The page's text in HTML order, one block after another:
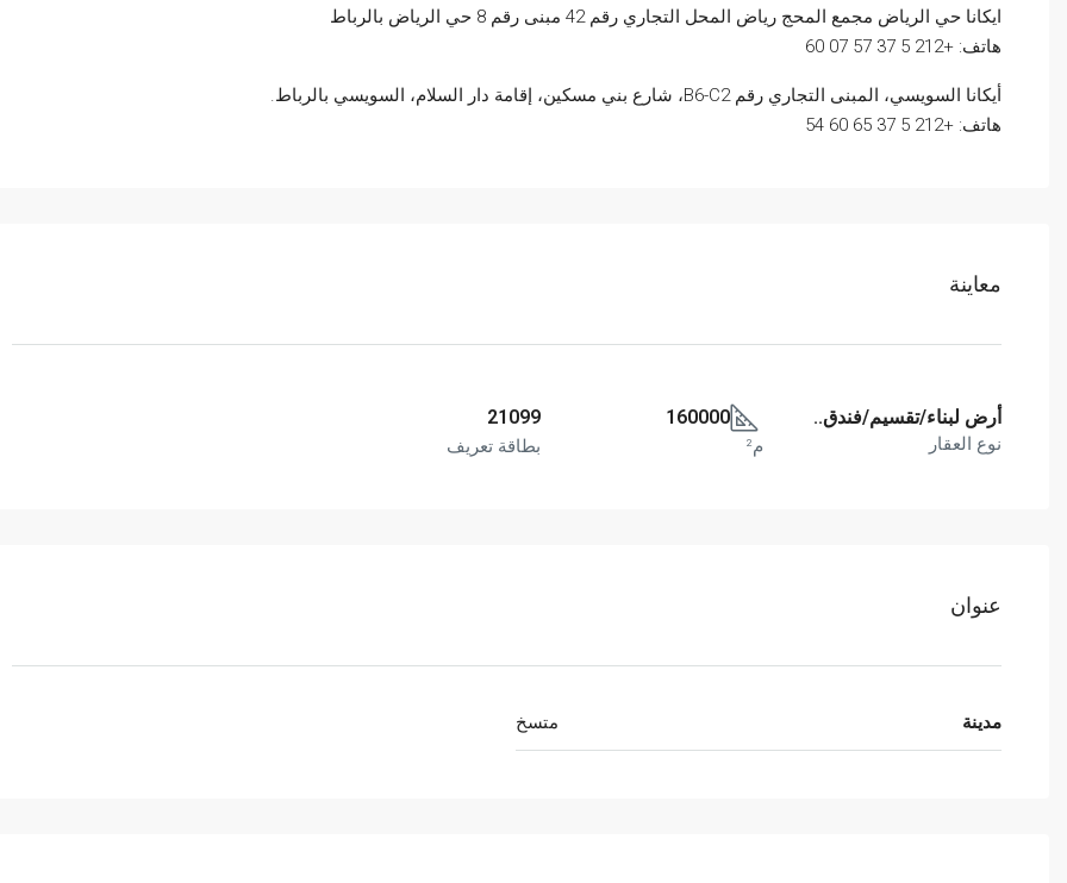
ايكانا حي الرياض مجمع المحج رياض المحل التجاري رقم 42 مبنى رقم 8 حي الرياض بالرباط
هاتف: +212 5 37 57 07 60
أيكانا السويسي، المبنى التجاري رقم B6-C2، شارع بني مسكين، إقامة دار السلام، السويسي بالرباط.
هاتف: +212 5 37 65 60 54
معاينة
أرض لبناء/تقسيم/فندق..
نوع العقار
160000
م²
21099
بطاقة تعريف
عنوان
مدينة متسخ